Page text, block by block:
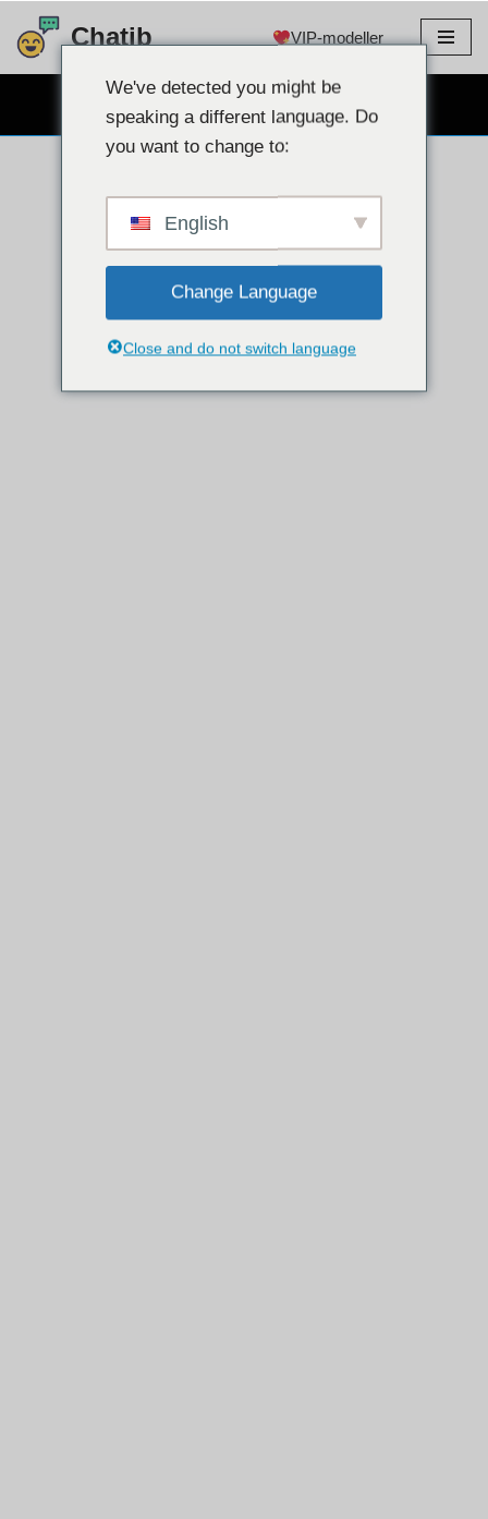
Hopp
Chatib VIP-modeller
GRATIS WEBCAM CHAT
We've detected you might be
speaking a different language. Do
you want to change to:
English
Change Language
Close and do not switch language